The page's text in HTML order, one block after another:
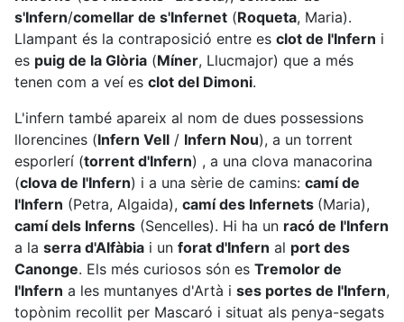
s'Infern/comellar de s'Infernet (Roqueta, Maria).
Llampant és la contraposició entre es clot de l'Infern i
es puig de la Glòria (Míner, Llucmajor) que a més
tenen com a veí es clot del Dimoni.
L'infern també apareix al nom de dues possessions
llorencines (Infern Vell / Infern Nou), a un torrent
esporlerí (torrent d'Infern) , a una clova manacorina
(clova de l'Infern) i a una sèrie de camins: camí de
l'Infern (Petra, Algaida), camí des Infernets (Maria),
camí dels Inferns (Sencelles). Hi ha un racó de l'Infern
a la serra d'Alfàbia i un forat d'Infern al port des
Canonge. Els més curiosos són es Tremolor de
l'Infern a les muntanyes d'Artà i ses portes de l'Infern,
topònim recollit per Mascaró i situat als penya-segats